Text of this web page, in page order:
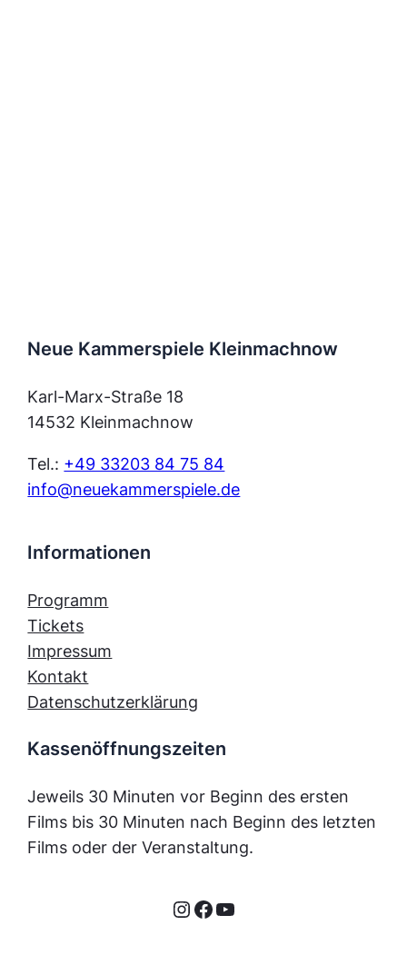
Neue Kammerspiele Kleinmachnow
Karl-Marx-Straße 18
14532 Kleinmachnow
Tel.: +49 33203 84 75 84
info@neuekammerspiele.de
Informationen
Programm
Tickets
Impressum
Kontakt
Datenschutzerklärung
Kassenöffnungszeiten
Jeweils 30 Minuten vor Beginn des ersten
Films bis 30 Minuten nach Beginn des letzten
Films oder der Veranstaltung.
Instagram Facebook YouTube